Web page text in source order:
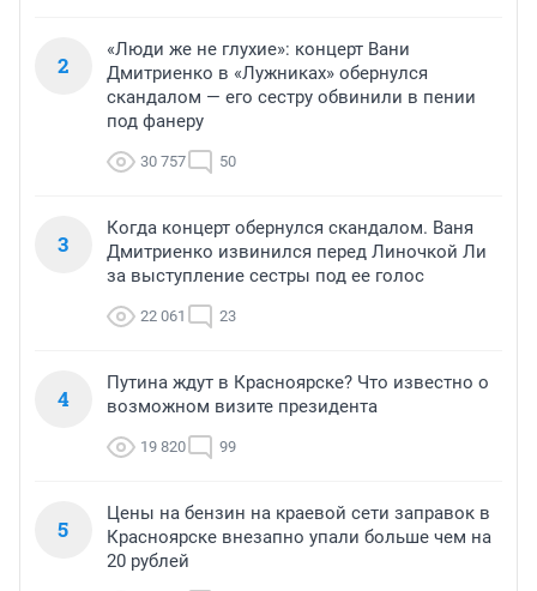
2
«Люди же не глухие»: концерт Вани
Дмитриенко в «Лужниках» обернулся
скандалом — его сестру обвинили в пении
под фанеру
30 757 50
3
Когда концерт обернулся скандалом. Ваня
Дмитриенко извинился перед Линочкой Ли
за выступление сестры под ее голос
22 061 23
4
Путина ждут в Красноярске? Что известно о
возможном визите президента
19 820 99
5
Цены на бензин на краевой сети заправок в
Красноярске внезапно упали больше чем на
20 рублей